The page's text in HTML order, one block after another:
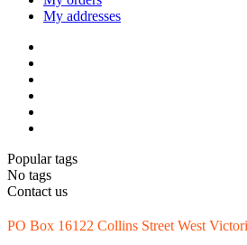
My addresses
Popular tags
No tags
Contact us
PO Box 16122 Collins Street West